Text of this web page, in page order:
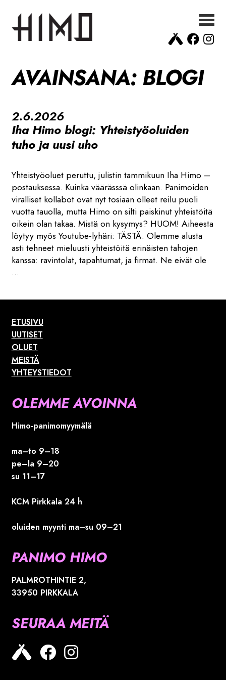
Siirry
navigointiin
Siirry
sisältöön
UUTISET
YHTEYSTIEDOT
AVAINSANA:BLOGI
2.6.2026
Iha Himo blogi: Yhteistyöoluiden
tuho ja uusi uho
Yhteistyöoluet peruttu, julistin tammikuun Iha Himo –
postauksessa. Kuinka väärässsä olinkaan. Panimoiden
viralliset kollabot ovat nyt tosiaan olleet reilu puoli
vuotta tauolla, mutta Himo on silti paiskinut yhteistöitä
oikein olan takaa. Mistä on kysymys? HUOM! Aiheesta
löytyy myös Youtube-lyhäri: TÄSTÄ. Olemme alusta
asti tehneet mieluusti yhteistöitä erinäisten tahojen
kanssa: ravintolat, tapahtumat, ja firmat. Ne eivät ole
...
ETUSIVU
UUTISET
OLUET
MEISTÄ
YHTEYSTIEDOT
OLEMME AVOINNA
Himo-panimomyymälä
ma–to 9–18
pe–la 9–20
su 11–17
KCM Pirkkala 24 h
oluiden myynti ma–su 09–21
PANIMO HIMO
PALMROTHINTIE 2,
33950 PIRKKALA
SEURAA MEITÄ